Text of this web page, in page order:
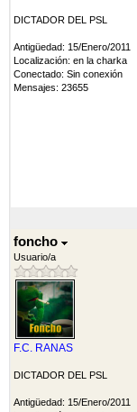
DICTADOR DEL PSL
Antigüedad: 15/Enero/2011
Localización: en la charka
Conectado: Sin conexión
Mensajes: 23655
foncho
Usuario/a
F.C. RANAS
DICTADOR DEL PSL
Antigüedad: 15/Enero/2011